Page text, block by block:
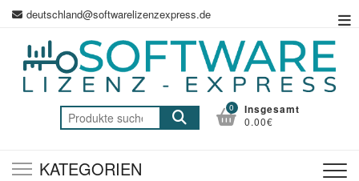
Zum
springen
deutschland@softwarelizenzexpress.de
Suche
nach:
0 Insgesamt
0.00€
KATEGORIEN